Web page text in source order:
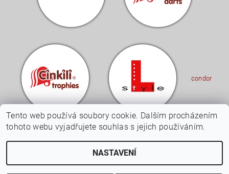
condor
2026 © Cinkili - Specialista na šipky a terče, všechna práva vyhrazena
cookies
Tento web používá soubory cookie. Dalším procházením
tohoto webu vyjadřujete souhlas s jejich používáním.
NASTAVENÍ